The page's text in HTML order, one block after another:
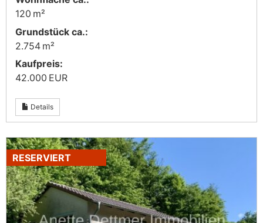
120 m²
Grund­stück ca.:
2.754 m²
Kaufpreis:
42.000 EUR
Details
RESERVIERT